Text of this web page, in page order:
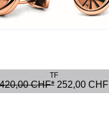
TF
CHF*252,00 CHF